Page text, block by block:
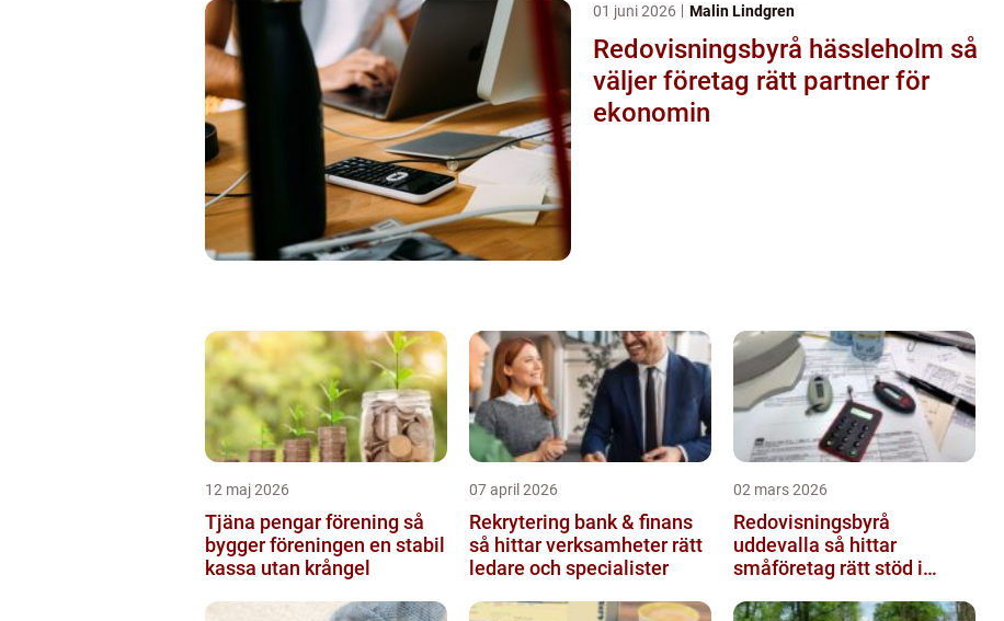
01 juni 2026 Malin Lindgren
Redovisningsbyrå hässleholm så
väljer företag rätt partner för
ekonomin
12 maj 2026
Tjäna pengar förening så
bygger föreningen en stabil
kassa utan krångel
07 april 2026
Rekrytering bank & finans
så hittar verksamheter rätt
ledare och specialister
02 mars 2026
Redovisningsbyrå
uddevalla så hittar
småföretag rätt stöd i